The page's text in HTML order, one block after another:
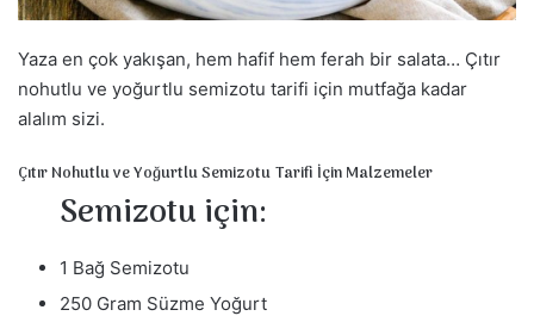
n
d
e
e
Yaza en çok yakışan, hem hafif hem ferah bir salata… Çıtır
nohutlu ve yoğurtlu semizotu tarifi için mutfağa kadar
alalım sizi.
Çıtır Nohutlu ve Yoğurtlu Semizotu Tarifi İçin Malzemeler
Semizotu için:
1 Bağ Semizotu
250 Gram Süzme Yoğurt